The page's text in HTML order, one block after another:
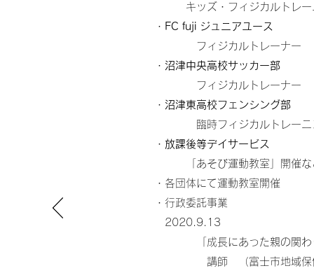
キッズ・フィジカルトレー
・ FC fuji ジュニアユース
フィジカルトレーナー
​・ 沼津中央高校サッカー部
フィジカルトレーナー
・ 沼津東高校フェンシング部
臨時フィジカルトレーニ
・ 放課後等デイサービス
「あそび運動教室」開催な
・各団体にて運動教室開催
・行政委託事業
2020.9.13
「成長にあった親の関わ
講師 （富士市地域保